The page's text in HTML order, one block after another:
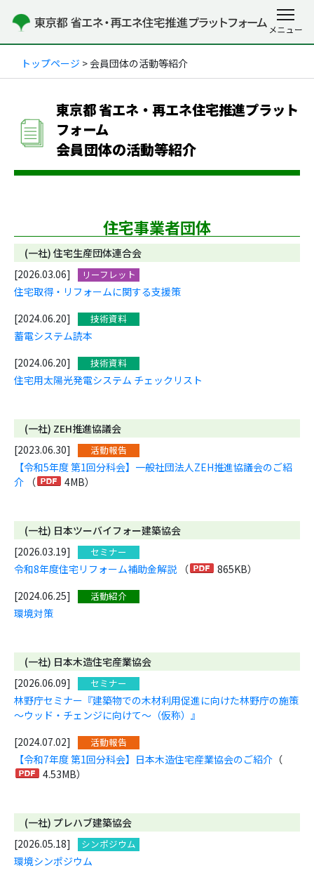
トップページ > 会員団体の活動等紹介
東京都 省エネ・再エネ住宅推進プラット
フォーム
会員団体の活動等紹介
住宅事業者団体
(一社) 住宅生産団体連合会
[2026.03.06]
リーフレット
住宅取得・リフォームに関する支援策
[2024.06.20]
技術資料
蓄電システム読本
[2024.06.20]
技術資料
住宅用太陽光発電システム チェックリスト
(一社) ZEH推進協議会
[2023.06.30]
活動報告
【令和5年度 第1回分科会】一般社団法人ZEH推進協議会のご紹
介 （ 4MB）
(一社) 日本ツーバイフォー建築協会
[2026.03.19]
セミナー
令和8年度住宅リフォーム補助金解説 （
865KB）
[2024.06.25]
活動紹介
環境対策
(一社) 日本木造住宅産業協会
[2026.06.09]
セミナー
林野庁セミナー『建築物での木材利用促進に向けた林野庁の施策
～ウッド・チェンジに向けて～（仮称）』
[2024.07.02]
活動報告
【令和7年度 第1回分科会】日本木造住宅産業協会のご紹介 （
4.53MB）
(一社) プレハブ建築協会
[2026.05.18]
シンポジウム
環境シンポジウム